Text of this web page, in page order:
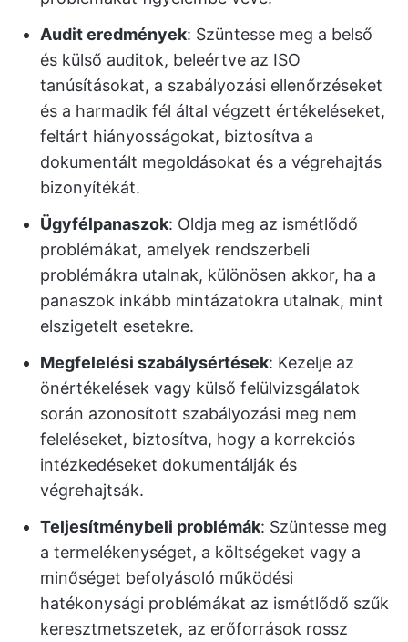
Audit eredmények: Szüntesse meg a belső
és külső auditok, beleértve az ISO
tanúsításokat, a szabályozási ellenőrzéseket
és a harmadik fél által végzett értékeléseket,
feltárt hiányosságokat, biztosítva a
dokumentált megoldásokat és a végrehajtás
bizonyítékát.
Ügyfélpanaszok: Oldja meg az ismétlődő
problémákat, amelyek rendszerbeli
problémákra utalnak, különösen akkor, ha a
panaszok inkább mintázatokra utalnak, mint
elszigetelt esetekre.
Megfelelési szabálysértések: Kezelje az
önértékelések vagy külső felülvizsgálatok
során azonosított szabályozási meg nem
feleléseket, biztosítva, hogy a korrekciós
intézkedéseket dokumentálják és
végrehajtsák.
Teljesítménybeli problémák: Szüntesse meg
a termelékenységet, a költségeket vagy a
minőséget befolyásoló működési
hatékonysági problémákat az ismétlődő szűk
keresztmetszetek, az erőforrások rossz